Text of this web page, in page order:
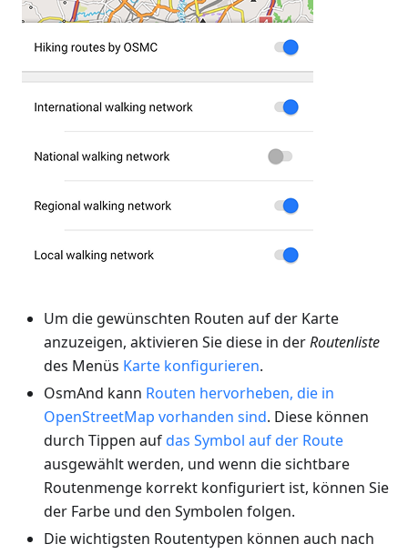
Um die gewünschten Routen auf der Karte
anzuzeigen, aktivieren Sie diese in derRoutenliste
des Menüs Karte konfigurieren.
OsmAnd kann Routen hervorheben, die in
OpenStreetMap vorhanden sind. Diese können
durch Tippen aufdas Symbol auf der Route
ausgewählt werden, und wenn die sichtbare
Routenmenge korrekt konfiguriert ist, können Sie
der Farbe und den Symbolen folgen.
Die wichtigsten Routentypen können auch nach